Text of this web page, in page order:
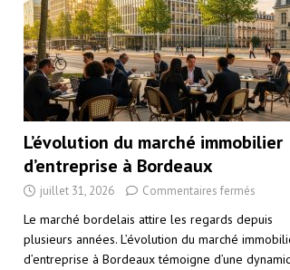
L’évolution du marché immobilier
d’entreprise à Bordeaux
juillet 31, 2026 Commentaires fermés
Le marché bordelais attire les regards depuis
plusieurs années. L’évolution du marché
d’entreprise à Bordeaux témoigne d’une